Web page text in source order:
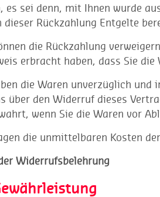
es sei denn, mit Ihnen wurde
dieser Rückzahlung Entgelte
die Rückzahlung
erbracht haben, dass Sie die
die Waren unverzüglich und
über den Widerruf dieses
wenn Sie die Waren vor
die unmittelbaren Kosten
Widerrufsbelehrung